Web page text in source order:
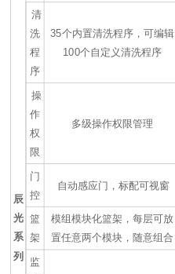
辰
光
系
列
清
洗
程
序
35个内置清洗程序，可编辑
100个自定义清洗程序
操
作
权
限
多级操作权限管理
门
控
自动感应门，标配可视窗
篮
架
模组模块化篮架，每层可放
置任意两个模块，随意组合
监